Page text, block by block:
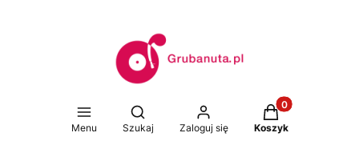
Menu
Otwórz wyszukiwarkę
Szukaj Zaloguj się
Produkty w
Koszyk